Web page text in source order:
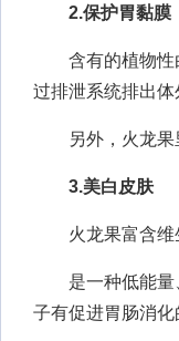
2.保护胃黏膜
含有的植物性白
过排泄系统排出体
另外，火龙果里
3.美白皮肤
火龙果富含维生
是一种低能量、
子有促进胃肠消化